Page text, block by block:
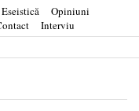
Eseistică
Opiniuni
Interviu